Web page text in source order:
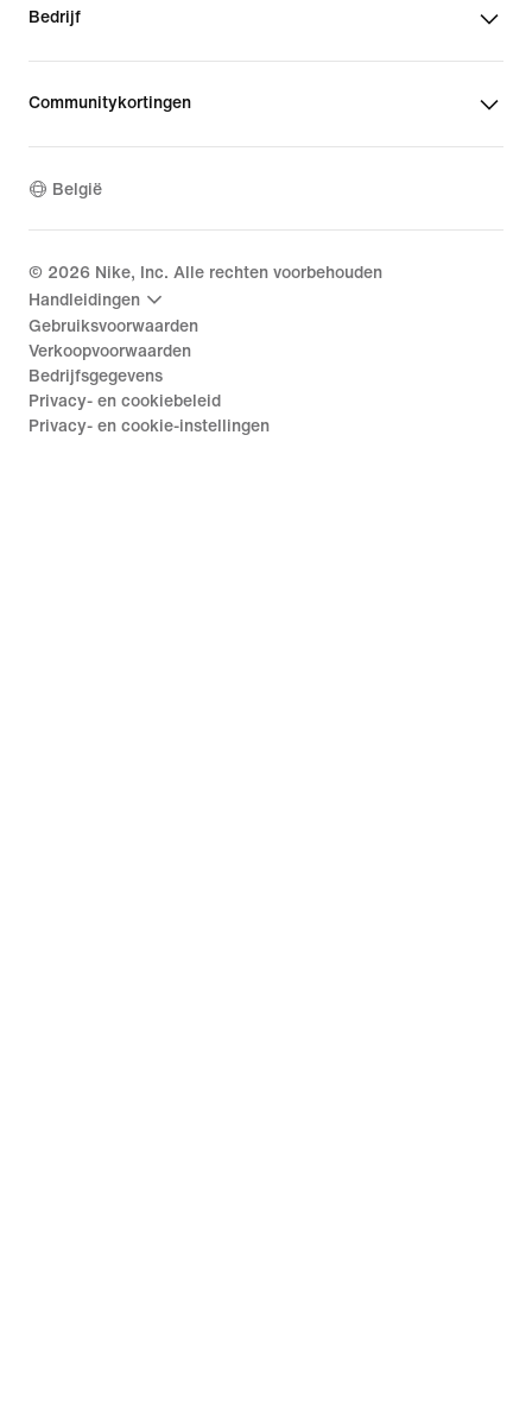
Bedrijf
Communitykortingen
België
© 2026 Nike, Inc. Alle rechten voorbehouden
Handleidingen
Gebruiksvoorwaarden
Verkoopvoorwaarden
Bedrijfsgegevens
Privacy- en cookiebeleid
Privacy- en cookie-instellingen